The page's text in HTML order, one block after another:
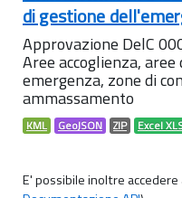
di gestione
Approvazione DelC
Aree accoglienza,
emergenza, zone di
ammassamento
KML GeoJSON ZIP Excel
E' possibile inoltre